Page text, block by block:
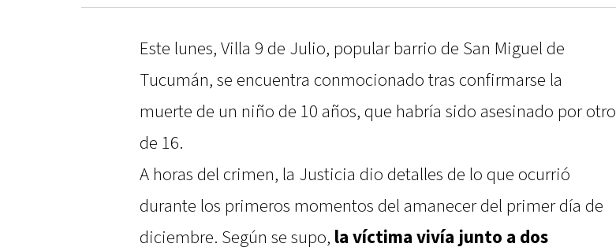
Este lunes, Villa 9 de Julio, popular barrio de San Miguel de
Tucumán, se encuentra conmocionado tras confirmarse la
muerte de un niño de 10 años, que habría sido asesinado por otro
de 16.
A horas del crimen, la Justicia dio detalles de lo que ocurrió
durante los primeros momentos del amanecer del primer día de
diciembre. Según se supo, la víctima vivía junto a dos